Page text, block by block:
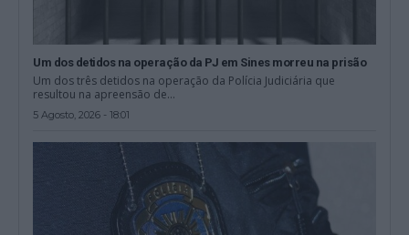
Um dos detidos na operação da PJ em Sines morreu na prisão
Um dos três detidos na operação da Polícia Judiciária que
resultou na apreensão de...
5 Agosto, 2026 - 18:01